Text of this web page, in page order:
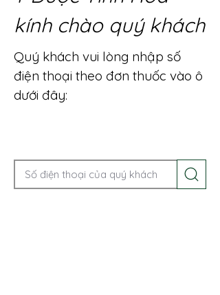
kính chào quý khách
Quý khách vui lòng nhập số
điện thoại theo đơn thuốc vào ô
dưới đây: